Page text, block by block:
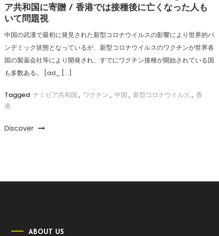
ア共和国に寄贈 / 香港では接種後に亡くなった人も
いて問題視
中国の武漢で最初に発見された新型コロナウイルスの影響により世界的パ
ンデミック状態となっているが、新型コロナウイルスのワクチンが世界各
国の製薬会社等により開発され、すでにワクチン接種が開始されている国
も多数ある。 [ad_ […]
Tagged ナミビア共和国 , ワクチン , 中国 , 新型コロナウイルス , 香
港
Discover
ABOUT US